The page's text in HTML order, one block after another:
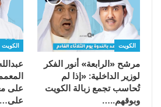
الكويت
مرشح «الرابعة» أنور الفكر
لوزير الداخلية: «إذا لم
تُحاسب تجمع زبالة الكويت
وبوقهم..…
الكويت
على
على…